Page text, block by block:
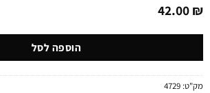
42.00₪
הוספה לסל
מק"ט:4729